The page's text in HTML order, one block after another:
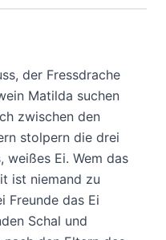
der Fressdrache
Matilda suchen
zwischen den
stolpern die drei
weißes Ei. Wem das
ist niemand zu
Freunde das Ei
Schal und